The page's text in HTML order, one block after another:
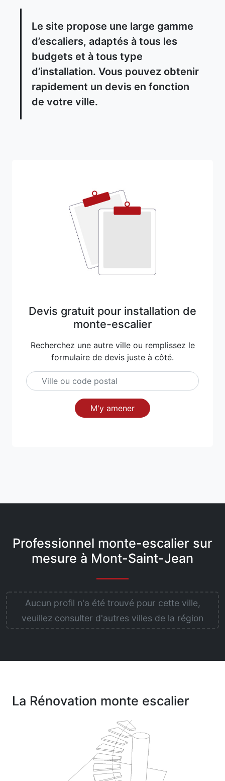
Le site propose une large gamme
d’escaliers, adaptés à tous les
budgets et à tous type
d’installation. Vous pouvez obtenir
rapidement un devis en fonction
de votre ville.
Devis gratuit pour installation de
monte-escalier
Recherchez une autre ville ou remplissez le
formulaire de devis juste à côté.
M'y amener
Professionnel monte-escalier sur
mesure à Mont-Saint-Jean
Aucun profil n'a été trouvé pour cette ville,
veuillez consulter d'autres villes de la région
La Rénovation monte escalier